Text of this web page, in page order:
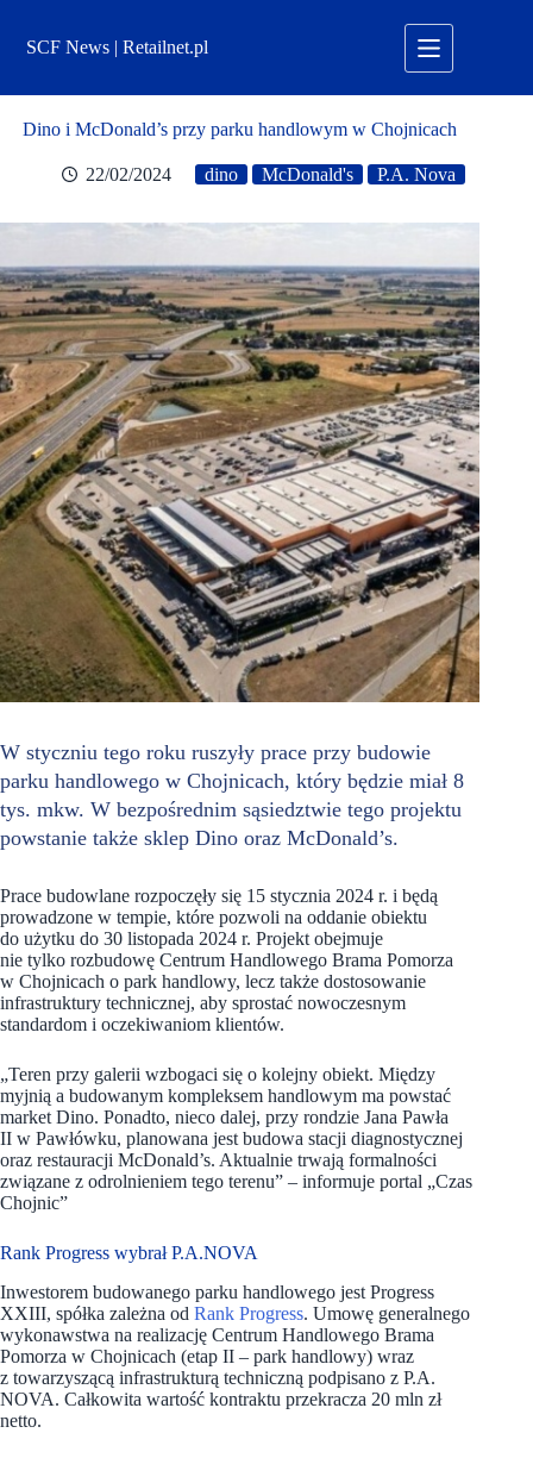
treściSCF News | Retailnet.pl
Dino i McDonald’s przy parku handlowym w Chojnicach
22/02/2024 dino McDonald's P.A. Nova
W styczniu tego roku ruszyły prace przy budowie
parku handlowego w Chojnicach, który będzie miał 8
tys. mkw. W bezpośrednim sąsiedztwie tego projektu
powstanie także sklep Dino oraz McDonald’s.
Prace budowlane rozpoczęły się 15 stycznia 2024 r. i będą
prowadzone w tempie, które pozwoli na oddanie obiektu
do użytku do 30 listopada 2024 r. Projekt obejmuje
nie tylko rozbudowę Centrum Handlowego Brama Pomorza
w Chojnicach o park handlowy, lecz także dostosowanie
infrastruktury technicznej, aby sprostać nowoczesnym
standardom i oczekiwaniom klientów.
„Teren przy galerii wzbogaci się o kolejny obiekt. Między
myjnią a budowanym kompleksem handlowym ma powstać
market Dino. Ponadto, nieco dalej, przy rondzie Jana Pawła
II w Pawłówku, planowana jest budowa stacji diagnostycznej
oraz restauracji McDonald’s. Aktualnie trwają formalności
związane z odrolnieniem tego terenu” – informuje portal „Czas
Chojnic”
Rank Progress wybrał P.A.NOVA
Inwestorem budowanego parku handlowego jest Progress
XXIII, spółka zależna od Rank Progress. Umowę generalnego
wykonawstwa na realizację Centrum Handlowego Brama
Pomorza w Chojnicach (etap II – park handlowy) wraz
z towarzyszącą infrastrukturą techniczną podpisano z P.A.
NOVA. Całkowita wartość kontraktu przekracza 20 mln zł
netto.